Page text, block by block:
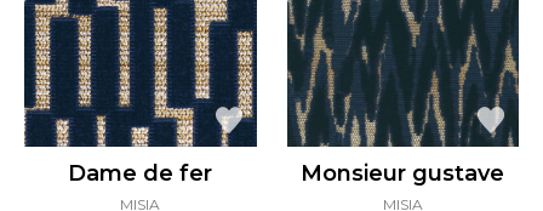
Dame de fer
MISIA
Monsieur gustave
MISIA